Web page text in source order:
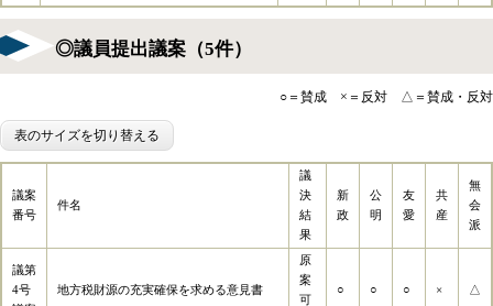
◎議員提出議案（5件）
○＝賛成 ×＝反対 △＝賛成・反対
表のサイズを切り替える
議案
番号
件名
議
決
結
果
新
政
公
明
友
愛
共
産
無
会
派
議第
4号
地方税財源の充実確保を求める意見書
原
案
可
○ ○ ○ × △